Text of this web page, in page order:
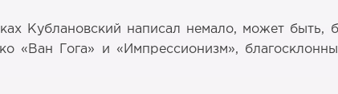
Кублановский написал немало, может быть,
«Ван Гога» и «Импрессионизм»,